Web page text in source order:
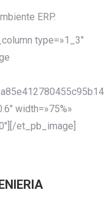
ERP.
type=»1_3″
width=»75%»
et_pb_image]